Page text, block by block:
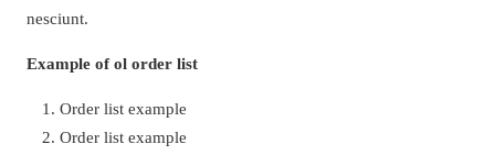
nesciunt.
Example of ol order list
Order list example
Order list example